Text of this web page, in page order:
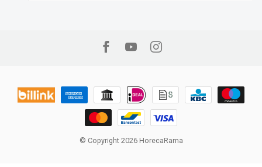
© Copyright 2026 HorecaRama